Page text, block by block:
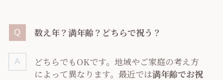
数え年？満年齢？どちらで祝う？
どちらでもOKです。地域やご家庭の考え方
によって異なります。最近では満年齢でお祝